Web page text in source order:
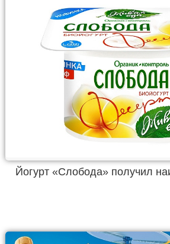
Йогурт «Слобода» получил